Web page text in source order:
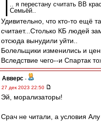
.. я перестану считать ВВ
Семьёй..
Удивительно, что кто-то ещё
считает...Столько КБ людей
отсюда вынудили уйти..
Болельщики изменились и
Вследствие чего--и Спартак
Авверс -
27 дек 2023 22:50
Эй, морализаторы!
Срач не читали, а условия Алу